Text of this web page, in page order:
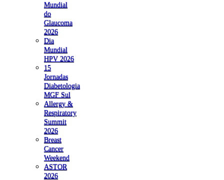
Mundial
do
Glaucoma
2026
Dia
Mundial
HPV 2026
15
Jornadas
Diabetologia
MGF Sul
Allergy &
Respiratory
Summit
2026
Breast
Cancer
Weekend
ASTOR
2026